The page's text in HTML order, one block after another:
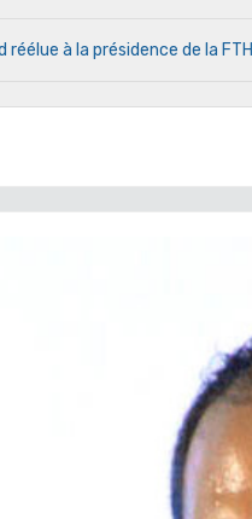
réélue à la présidence de la FTH